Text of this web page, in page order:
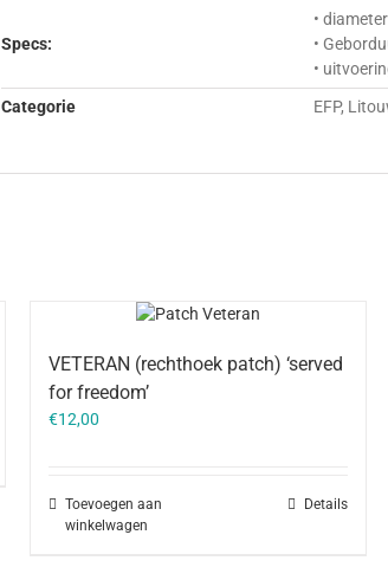
Specs:
•
•
•
Categorie
EFP,
VETERAN (rechthoek patch) ‘served
for freedom’
€12,00
Toevoegen aan
winkelwagen
Details